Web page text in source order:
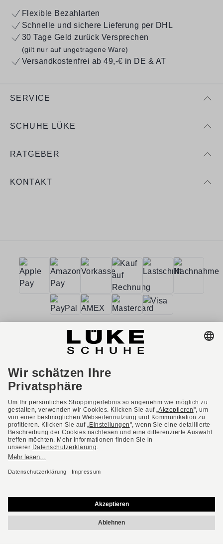
Flexible Bezahlarten
Schnelle und sichere Lieferung per DHL
30 Tage Geld zurück Versprechen
(gilt nur auf ungetragene Ware)
Versandkostenfrei ab 49,-€ in DE & AT
SERVICE
SCHUHE LÜKE
RATGEBER
KONTAKT
Deutsch
AGB Barrierefreiheit
Impressum
Datenschutzerklärung
Datenschutzeinstellungen